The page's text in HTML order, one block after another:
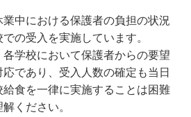
中における保護者の負担の状況
の受入を実施しています。
学校において保護者からの要望
であり、受入人数の確定も当日
食を一律に実施することは困難
ください。